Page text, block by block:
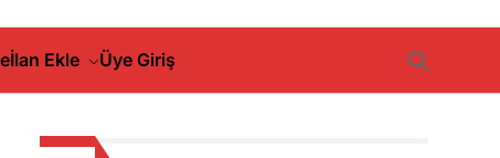
İlan Ekle Üye Giriş